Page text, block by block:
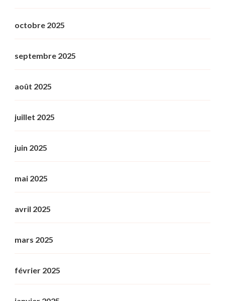
octobre 2025
septembre 2025
août 2025
juillet 2025
juin 2025
mai 2025
avril 2025
mars 2025
février 2025